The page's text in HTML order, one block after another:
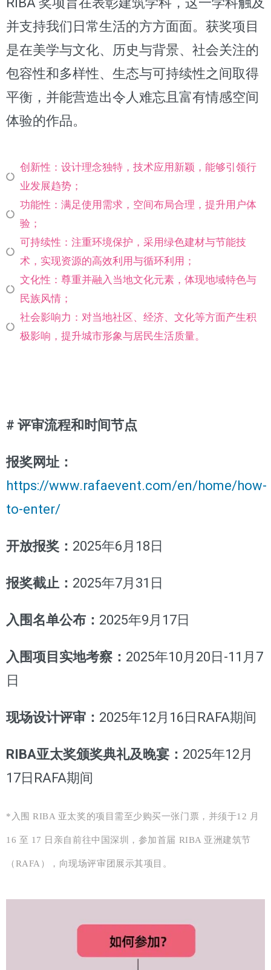
并支持我们日常生活的方方面面。获奖项目
是在美学与文化、历史与背景、社会关注的
包容性和多样性、生态与可持续性之间取得
平衡，并能营造出令人难忘且富有情感空间
体验的作品。
创新性：设计理念独特，技术应用新颖，能够引领行
业发展趋势；
功能性：满足使用需求，空间布局合理，提升用户体
验；
可持续性：注重环境保护，采用绿色建材与节能技
术，实现资源的高效利用与循环利用；
文化性：尊重并融入当地文化元素，体现地域特色与
民族风情；
社会影响力：对当地社区、经济、文化等方面产生积
极影响，提升城市形象与居民生活质量。
# 评审流程和时间节点
报奖网址：
https://www.rafaevent.com/en/home/how-
to-enter/
开放报奖： 2025年6月18日
报奖截止： 2025年7月31日
入围名单公布： 2025年9月17日
入围项目实地考察： 2025年10月20日-11月7
日
现场设计评审： 2025年12月16日RAFA期间
RIBA亚太奖颁奖典礼及晚宴： 2025年12月
17日RAFA期间
*入围 RIBA 亚太奖的项目需至少购买一张门票，并须于12 月
16 至 17 日亲自前往中国深圳，参加首届 RIBA 亚洲建筑节
（RAFA），向现场评审团展示其项目。